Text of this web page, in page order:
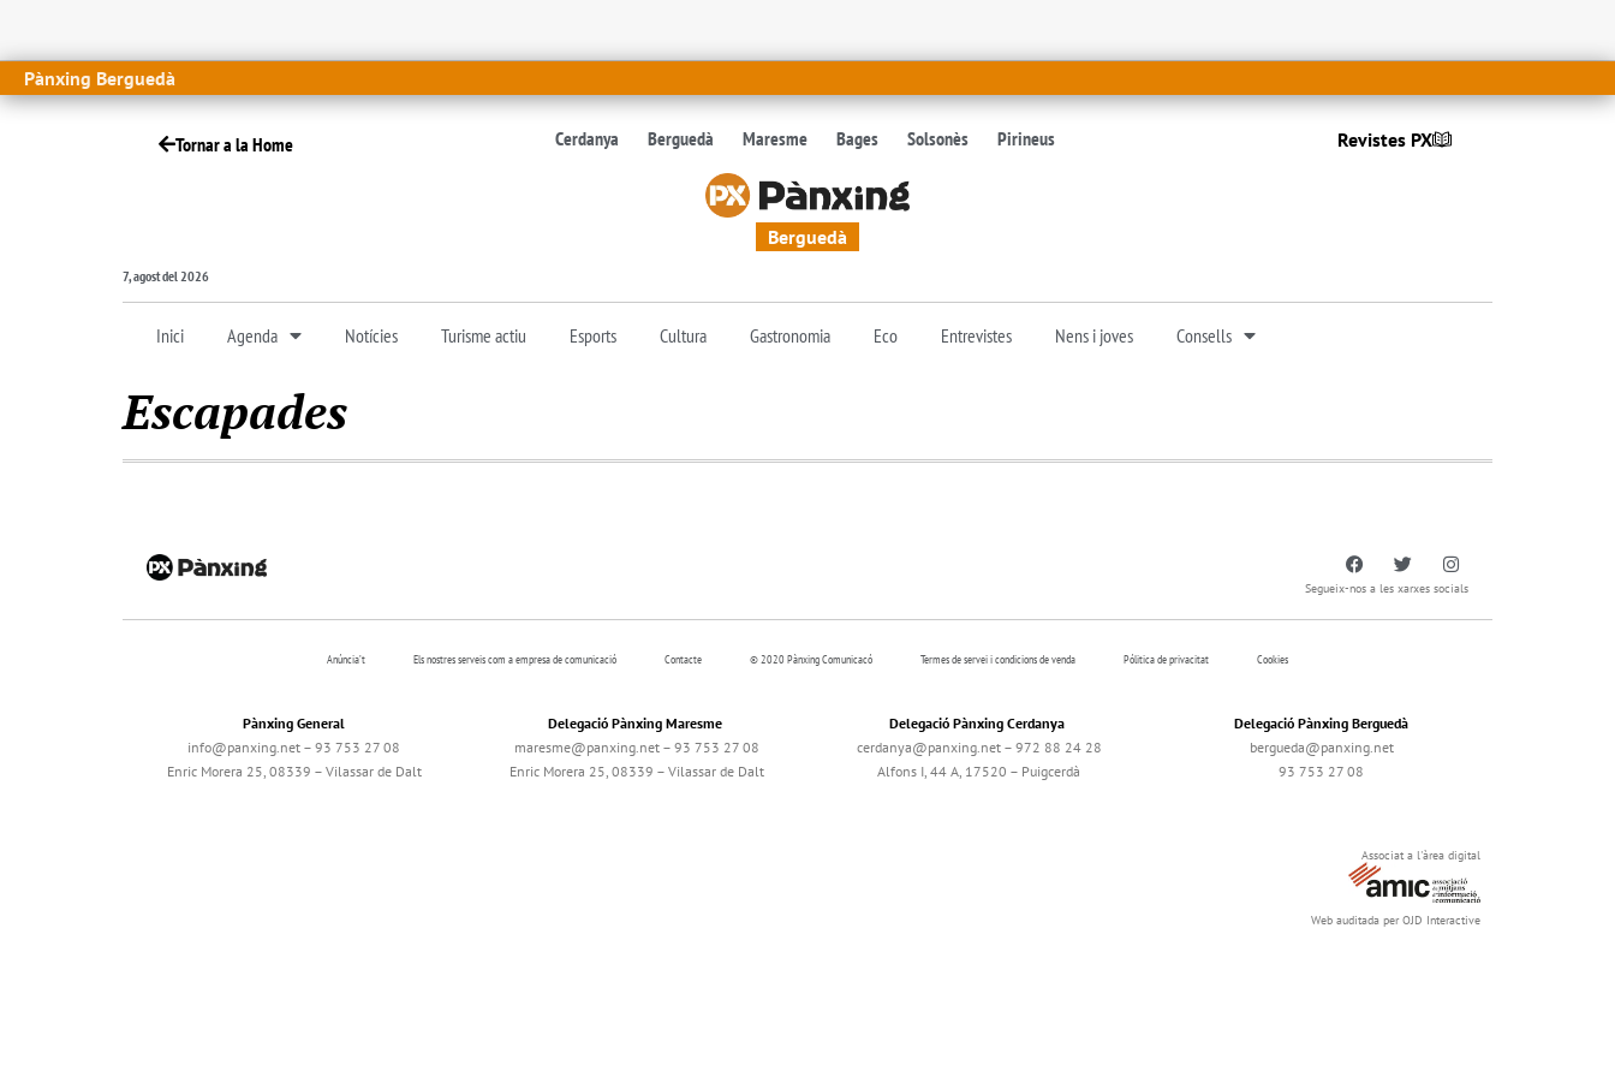
Pànxing Berguedà
Tornar a la Home Cerdanya Berguedà Maresme Bages Solsonès Pirineus Revistes PX
Berguedà
7, agost del 2026
Inici Agenda Notícies Turisme actiu Esports Cultura Gastronomia Eco Entrevistes Nens i joves Consells
Escapades
Segueix-nos a les xarxes socials
Anúncia’t Els nostres serveis com a empresa de comunicació Contacte © 2020 Pànxing Comunicacó Termes de servei i condicions de venda Pólitica de privacitat Cookies
Pànxing General
info@panxing.net – 93 753 27 08
Enric Morera 25, 08339 – Vilassar de Dalt
Delegació Pànxing Maresme
maresme@panxing.net – 93 753 27 08
Enric Morera 25, 08339 – Vilassar de Dalt
Delegació Pànxing Cerdanya
cerdanya@panxing.net – 972 88 24 28
Alfons I, 44 A, 17520 – Puigcerdà
Delegació Pànxing Berguedà
bergueda@panxing.net
93 753 27 08
Associat a l'àrea digital
Web auditada per OJD Interactive